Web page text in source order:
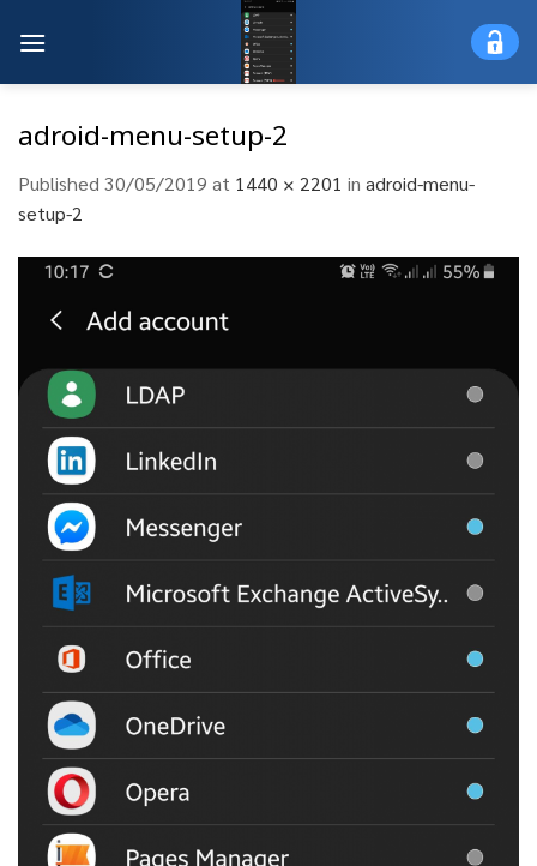
adroid-menu-setup-2
Published 30/05/2019 at 1440 × 2201 in adroid-menu-
setup-2